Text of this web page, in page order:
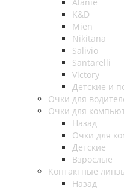
K&D
Mien
Nikitana
Salivio
Santarelli
Victory
Детские и
Очки для
Очки для
Назад
Очки для
Детские
Взрослые
Контактные
Назад